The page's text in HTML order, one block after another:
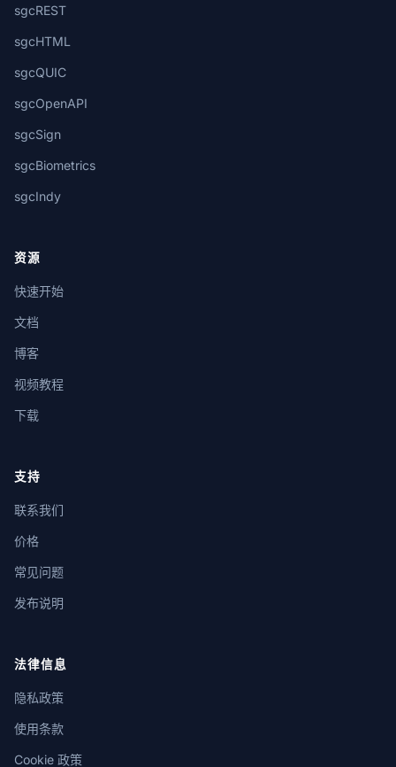
sgcREST
sgcHTML
sgcQUIC
sgcOpenAPI
sgcSign
sgcBiometrics
sgcIndy
资源
快速开始
文档
博客
视频教程
下载
支持
联系我们
价格
常见问题
发布说明
法律信息
隐私政策
使用条款
Cookie 政策